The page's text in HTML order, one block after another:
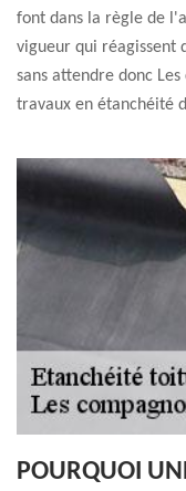
font dans la règle de
vigueur qui réagissent
sans attendre donc
travaux en étanchéité
POURQUOI